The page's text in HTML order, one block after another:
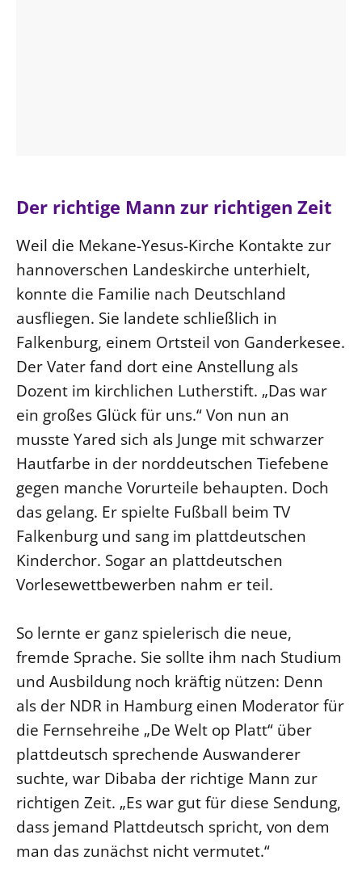
Der richtige Mann zur richtigen Zeit
Weil die Mekane-Yesus-Kirche Kontakte zur
hannoverschen Landeskirche unterhielt,
konnte die Familie nach Deutschland
ausfliegen. Sie landete schließlich in
Falkenburg, einem Ortsteil von Ganderkesee.
Der Vater fand dort eine Anstellung als
Dozent im kirchlichen Lutherstift. „Das war
ein großes Glück für uns.“ Von nun an
musste Yared sich als Junge mit schwarzer
Hautfarbe in der norddeutschen Tiefebene
gegen manche Vorurteile behaupten. Doch
das gelang. Er spielte Fußball beim TV
Falkenburg und sang im plattdeutschen
Kinderchor. Sogar an plattdeutschen
Vorlesewettbewerben nahm er teil.
So lernte er ganz spielerisch die neue,
fremde Sprache. Sie sollte ihm nach Studium
und Ausbildung noch kräftig nützen: Denn
als der NDR in Hamburg einen Moderator für
die Fernsehreihe „De Welt op Platt“ über
plattdeutsch sprechende Auswanderer
suchte, war Dibaba der richtige Mann zur
richtigen Zeit. „Es war gut für diese Sendung,
dass jemand Plattdeutsch spricht, von dem
man das zunächst nicht vermutet.“